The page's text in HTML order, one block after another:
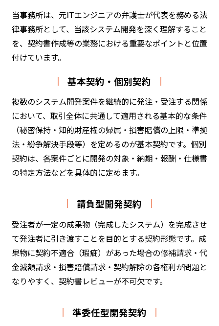
当事務所は、元ITエンジニアの弁護士が代表を務める法
律事務所として、当該システム開発を深く理解すること
を、契約書作成等の業務における重要なポイントと位置
付けています。
基本契約・個別契約
複数のシステム開発案件を継続的に発注・受注する関係
において、取引全体に共通して適用される基本的な条件
（秘密保持・知的財産権の帰属・損害賠償の上限・準拠
法・紛争解決手段等）を定めるのが基本契約です。個別
契約は、各案件ごとに開発の対象・納期・報酬・仕様書
の特定方法などを具体的に定めます。
請負型開発契約
受注者が一定の成果物（完成したシステム）を完成させ
て発注者に引き渡すことを目的とする契約形態です。成
果物に契約不適合（瑕疵）があった場合の修補請求・代
金減額請求・損害賠償請求・契約解除の各権利が問題と
なりやすく、契約書レビューが不可欠です。
準委任型開発契約